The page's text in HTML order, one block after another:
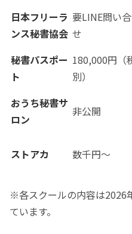
日本フリーラ
ンス秘書協会
要LINE問い
せ
秘書パスポー
ト
180,000円（
別）
おうち秘書サ
ロン
非公開
ストアカ 数千円〜
※各スクールの内容は2026
ています。